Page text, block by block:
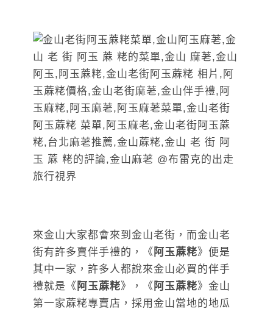
來金山大家都會來到金山老街，而金山老
街有許多賣伴手禮的，《 阿玉蔴粩》便是
其中一家，許多人都說來金山必買的伴手
禮就是《 阿玉蔴粩》，《 阿玉蔴粩》金山
第一家蔴粩專賣店，採用金山當地的地瓜